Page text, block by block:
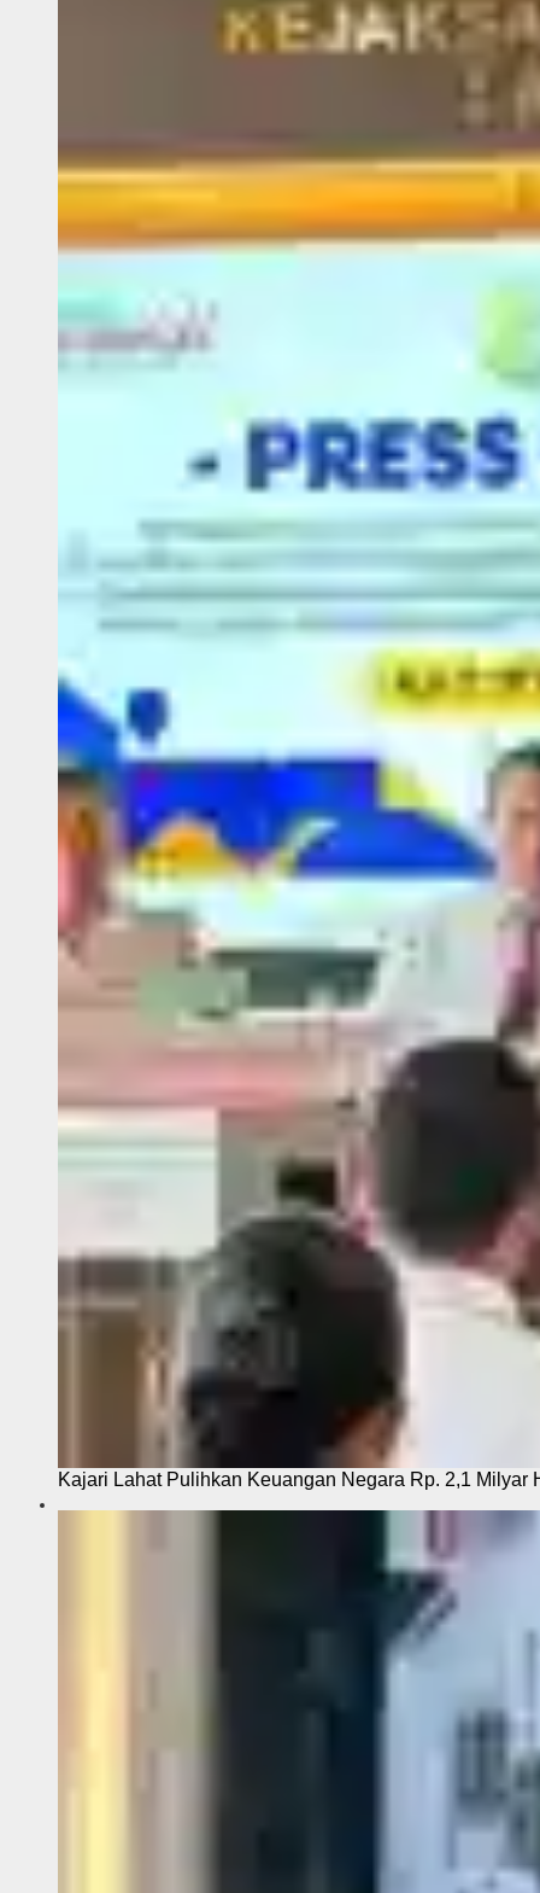
Kajari Lahat Pulihkan Keuangan Negara Rp. 2,1 Milyar